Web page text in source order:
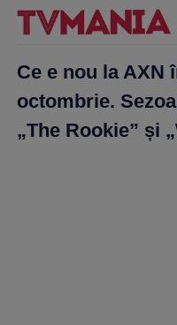
Ce e nou la AXN
octombrie.
„The Rookie” și